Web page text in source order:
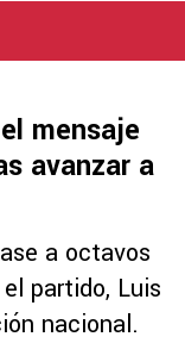
mensaje
avanzar a
a octavos
partido, Luis
nacional.